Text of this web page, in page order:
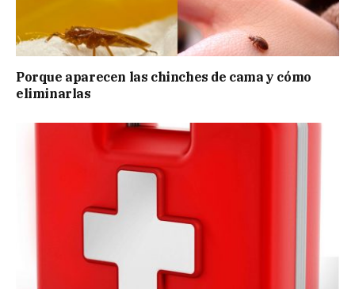
Porque aparecen las chinches de cama y cómo
eliminarlas